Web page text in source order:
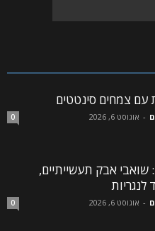
צמחים סינטטים
- אוגוסט 6, 2026 0
אבק תעשייתיים,
לנגריות
- אוגוסט 6, 2026 0